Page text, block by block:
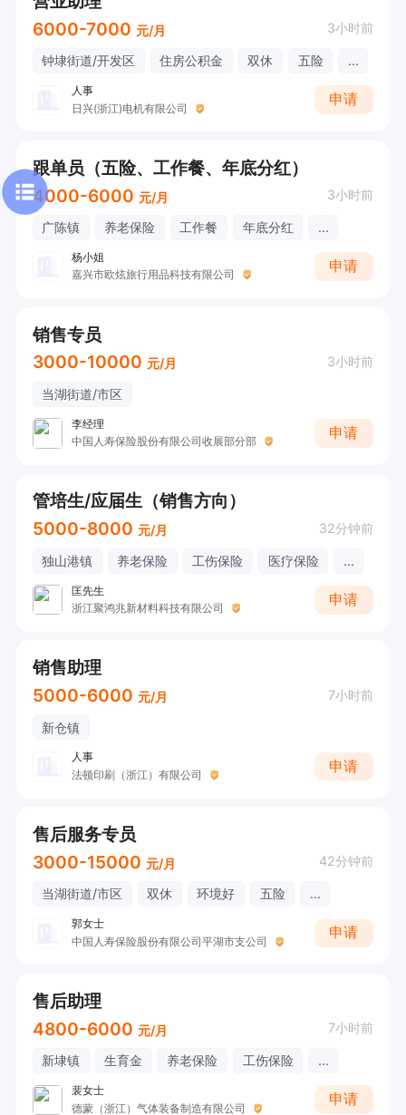
6000-7000 元/月 3小时前
钟埭街道/开发区 住房公积金 双休 五险 ...
人事
日兴(浙江)电机有限公司
申请
跟单员（五险、工作餐、年底分红）
4000-6000 元/月 3小时前
广陈镇 养老保险 工作餐 年底分红 ...
杨小姐
嘉兴市欧炫旅行用品科技有限公司
申请
销售专员
3000-10000 元/月 3小时前
当湖街道/市区
李经理
中国人寿保险股份有限公司收展部分部
申请
管培生/应届生（销售方向）
5000-8000 元/月 32分钟前
独山港镇 养老保险 工伤保险 医疗保险 ...
匡先生
浙江聚鸿兆新材料科技有限公司
申请
销售助理
5000-6000 元/月 7小时前
新仓镇
人事
法顿印刷（浙江）有限公司
申请
售后服务专员
3000-15000 元/月 42分钟前
当湖街道/市区 双休 环境好 五险 ...
郭女士
中国人寿保险股份有限公司平湖市支公司
申请
售后助理
4800-6000 元/月 7小时前
新埭镇 生育金 养老保险 工伤保险 ...
裴女士
德蒙（浙江）气体装备制造有限公司
申请